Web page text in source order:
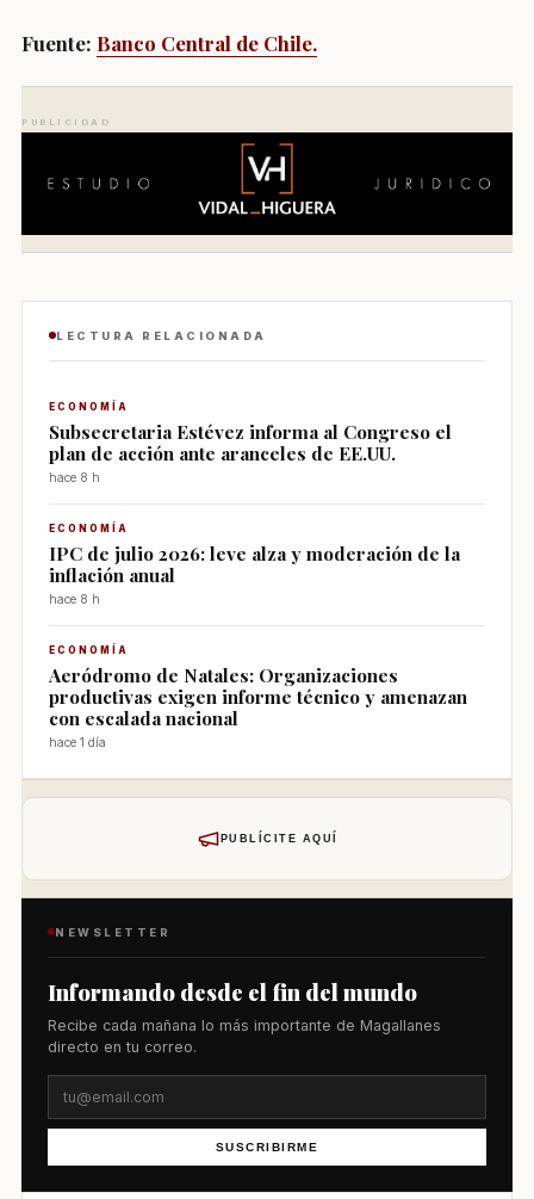
Fuente: Banco Central de Chile.
PUBLICIDAD
LECTURA RELACIONADA
ECONOMÍA
Subsecretaria Estévez informa al Congreso el
plan de acción ante aranceles de EE.UU.
hace 8 h
ECONOMÍA
IPC de julio 2026: leve alza y moderación de la
inflación anual
hace 8 h
ECONOMÍA
Aeródromo de Natales: Organizaciones
productivas exigen informe técnico y amenazan
con escalada nacional
hace 1 día
PUBLÍCITE AQUÍ
NEWSLETTER
Informando desde el fin del mundo
Recibe cada mañana lo más importante de Magallanes
directo en tu correo.
SUSCRIBIRME